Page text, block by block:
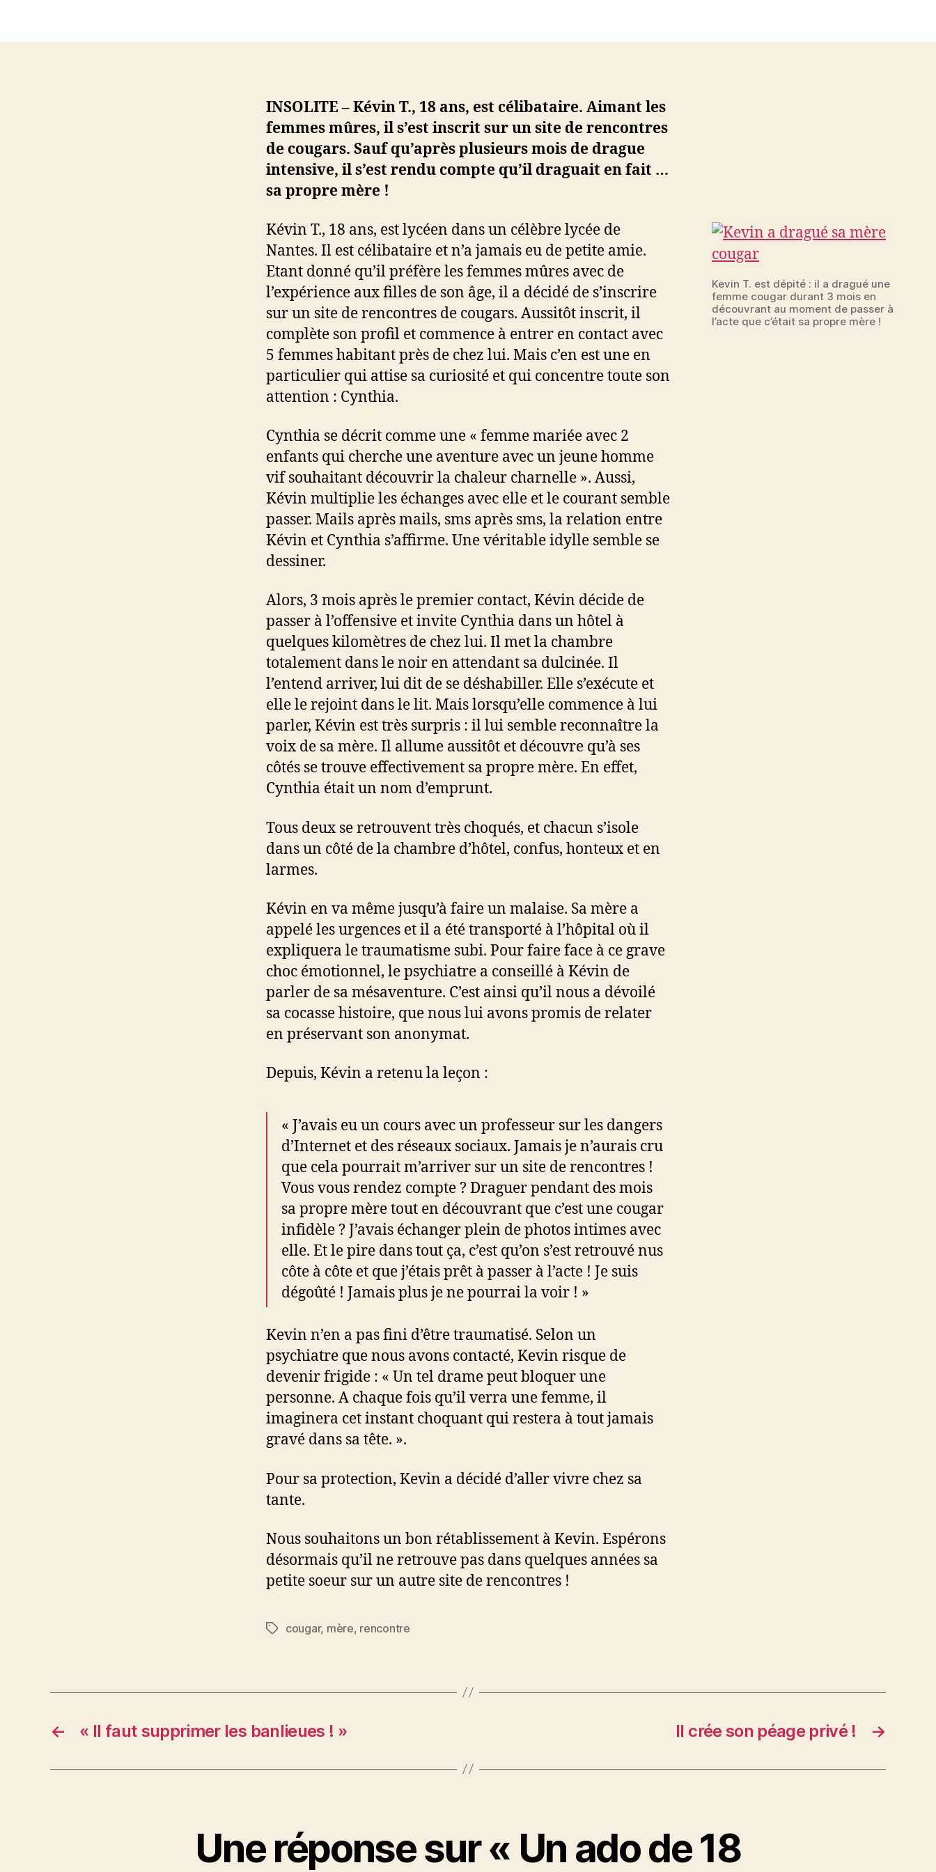
18
mère
sur
un
site
de
!
INSOLITE – Kévin T., 18 ans, est célibataire. Aimant les
femmes mûres, il s’est inscrit sur un site de rencontres
de cougars. Sauf qu’après plusieurs mois de drague
intensive, il s’est rendu compte qu’il draguait en fait …
sa propre mère !
Kevin T. est dépité : il a dragué une
femme cougar durant 3 mois en
découvrant au moment de passer à
l’acte que c’était sa propre mère !
Kévin T., 18 ans, est lycéen dans un célèbre lycée de
Nantes. Il est célibataire et n’a jamais eu de petite amie.
Etant donné qu’il préfère les femmes mûres avec de
l’expérience aux filles de son âge, il a décidé de s’inscrire
sur un site de rencontres de cougars. Aussitôt inscrit, il
complète son profil et commence à entrer en contact avec
5 femmes habitant près de chez lui. Mais c’en est une en
particulier qui attise sa curiosité et qui concentre toute son
attention : Cynthia.
Cynthia se décrit comme une « femme mariée avec 2
enfants qui cherche une aventure avec un jeune homme
vif souhaitant découvrir la chaleur charnelle ». Aussi,
Kévin multiplie les échanges avec elle et le courant semble
passer. Mails après mails, sms après sms, la relation entre
Kévin et Cynthia s’affirme. Une véritable idylle semble se
dessiner.
Alors, 3 mois après le premier contact, Kévin décide de
passer à l’offensive et invite Cynthia dans un hôtel à
quelques kilomètres de chez lui. Il met la chambre
totalement dans le noir en attendant sa dulcinée. Il
l’entend arriver, lui dit de se déshabiller. Elle s’exécute et
elle le rejoint dans le lit. Mais lorsqu’elle commence à lui
parler, Kévin est très surpris : il lui semble reconnaître la
voix de sa mère. Il allume aussitôt et découvre qu’à ses
côtés se trouve effectivement sa propre mère. En effet,
Cynthia était un nom d’emprunt.
Tous deux se retrouvent très choqués, et chacun s’isole
dans un côté de la chambre d’hôtel, confus, honteux et en
larmes.
Kévin en va même jusqu’à faire un malaise. Sa mère a
appelé les urgences et il a été transporté à l’hôpital où il
expliquera le traumatisme subi. Pour faire face à ce grave
choc émotionnel, le psychiatre a conseillé à Kévin de
parler de sa mésaventure. C’est ainsi qu’il nous a dévoilé
sa cocasse histoire, que nous lui avons promis de relater
en préservant son anonymat.
Depuis, Kévin a retenu la leçon :
« J’avais eu un cours avec un professeur sur les dangers
d’Internet et des réseaux sociaux. Jamais je n’aurais cru
que cela pourrait m’arriver sur un site de rencontres !
Vous vous rendez compte ? Draguer pendant des mois
sa propre mère tout en découvrant que c’est une cougar
infidèle ? J’avais échanger plein de photos intimes avec
elle. Et le pire dans tout ça, c’est qu’on s’est retrouvé nus
côte à côte et que j’étais prêt à passer à l’acte ! Je suis
dégoûté ! Jamais plus je ne pourrai la voir ! »
Kevin n’en a pas fini d’être traumatisé. Selon un
psychiatre que nous avons contacté, Kevin risque de
devenir frigide : « Un tel drame peut bloquer une
personne. A chaque fois qu’il verra une femme, il
imaginera cet instant choquant qui restera à tout jamais
gravé dans sa tête. ».
Pour sa protection, Kevin a décidé d’aller vivre chez sa
tante.
Nous souhaitons un bon rétablissement à Kevin. Espérons
désormais qu’il ne retrouve pas dans quelques années sa
petite soeur sur un autre site de rencontres !
Étiquettes
cougar, mère, rencontre
← « Il faut supprimer les banlieues ! » →
Il crée son péage privé !
Une réponse sur « Un ado de 18